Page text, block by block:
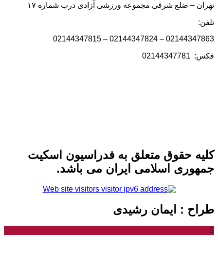
– ضلع شرقی مجموعه ورزشی آزادی درب شماره ۱۷
02144347863 – 02144347824 –
02144347781
حقوق متعلق به فدراسیون اسکیت
اسلامی ایران می باشد.
: ایمان رشیدی